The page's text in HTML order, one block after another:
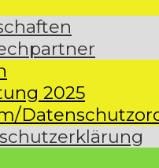
2025